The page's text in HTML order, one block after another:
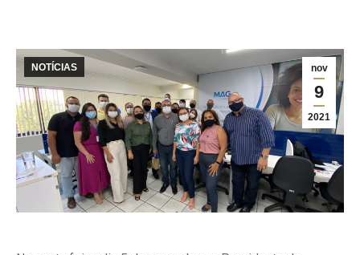
nov
9
2021
NOTÍCIAS